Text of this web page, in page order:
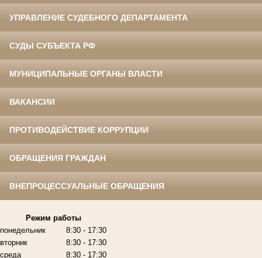
УПРАВЛЕНИЕ СУДЕБНОГО ДЕПАРТАМЕНТА
СУДЫ СУБЪЕКТА РФ
МУНИЦИПАЛЬНЫЕ ОРГАНЫ ВЛАСТИ
ВАКАНСИИ
ПРОТИВОДЕЙСТВИЕ КОРРУПЦИИ
ОБРАЩЕНИЯ ГРАЖДАН
ВНЕПРОЦЕССУАЛЬНЫЕ ОБРАЩЕНИЯ
Режим работы
понедельник
вторник
среда
8:30 - 17:30
8:30 - 17:30
8:30 - 17:30